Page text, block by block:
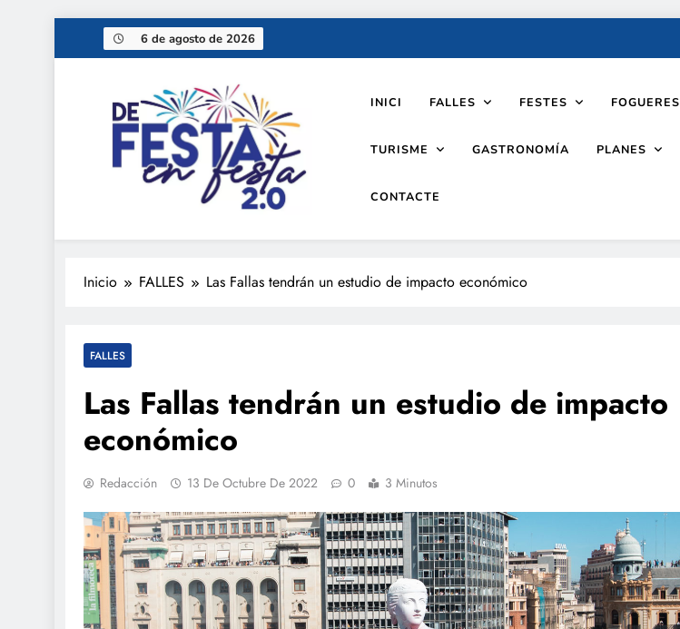
6 de agosto de 2026
De festa en festa 2.0
INICI FALLES FESTES FOGUERES
TURISME GASTRONOMÍA PLANES
CONTACTE
Inicio FALLES Las Fallas tendrán un estudio de impacto económico
FALLES
Las Fallas tendrán un estudio de impacto
económico
Redacción 13 De Octubre De 2022 0 3 Minutos